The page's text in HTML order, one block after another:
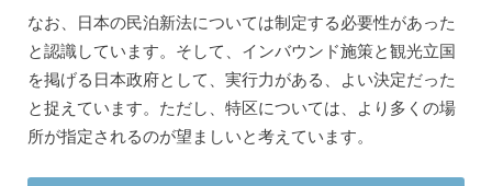
なお、日本の民泊新法については制定する必要性があった
と認識しています。そして、インバウンド施策と観光立国
を掲げる日本政府として、実行力がある、よい決定だった
と捉えています。ただし、特区については、より多くの場
所が指定されるのが望ましいと考えています。